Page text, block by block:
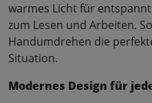
warmes Licht für
zum Lesen und Arbeiten.
Handumdrehen die
Situation.
Modernes Design für